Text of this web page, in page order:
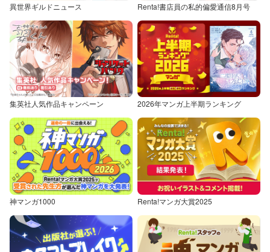
異世界ギルドニュース Renta!書店員の私的偏愛通信8月号
集英社人気作品キャンペーン 2026年マンガ上半期ランキング
神マンガ1000 Renta!マンガ大賞2025